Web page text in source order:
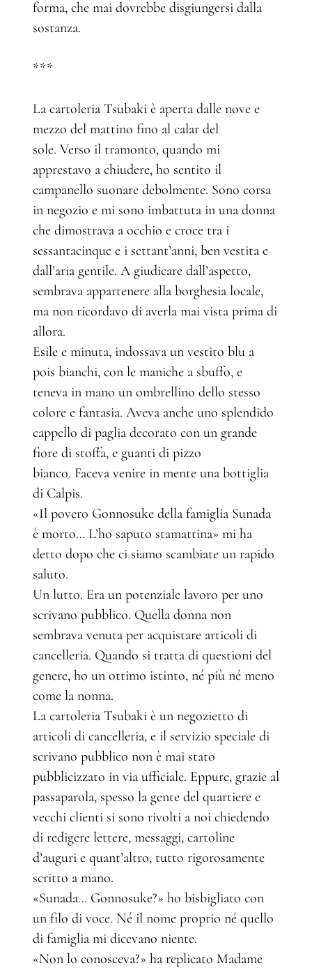
forma, che mai dovrebbe disgiungersi dalla
sostanza.
***
La cartoleria Tsubaki è aperta dalle nove e
mezzo del mattino fino al calar del
sole. Verso il tramonto, quando mi
apprestavo a chiudere, ho sentito il
campanello suonare debolmente. Sono corsa
in negozio e mi sono imbattuta in una donna
che dimostrava a occhio e croce tra i
sessantacinque e i settant’anni, ben vestita e
dall’aria gentile. A giudicare dall’aspetto,
sembrava appartenere alla borghesia locale,
ma non ricordavo di averla mai vista prima di
allora.
Esile e minuta, indossava un vestito blu a
pois bianchi, con le maniche a sbuffo, e
teneva in mano un ombrellino dello stesso
colore e fantasia. Aveva anche uno splendido
cappello di paglia decorato con un grande
fiore di stoffa, e guanti di pizzo
bianco. Faceva venire in mente una bottiglia
di Calpis.
«Il povero Gonnosuke della famiglia Sunada
è morto… L’ho saputo stamattina» mi ha
detto dopo che ci siamo scambiate un rapido
saluto.
Un lutto. Era un potenziale lavoro per uno
scrivano pubblico. Quella donna non
sembrava venuta per acquistare articoli di
cancelleria. Quando si tratta di questioni del
genere, ho un ottimo istinto, né più né meno
come la nonna.
La cartoleria Tsubaki è un negozietto di
articoli di cancelleria, e il servizio speciale di
scrivano pubblico non è mai stato
pubblicizzato in via ufficiale. Eppure, grazie al
passaparola, spesso la gente del quartiere e
vecchi clienti si sono rivolti a noi chiedendo
di redigere lettere, messaggi, cartoline
d’auguri e quant’altro, tutto rigorosamente
scritto a mano.
«Sunada… Gonnosuke?» ho bisbigliato con
un filo di voce. Né il nome proprio né quello
di famiglia mi dicevano niente.
«Non lo conosceva?» ha replicato Madame